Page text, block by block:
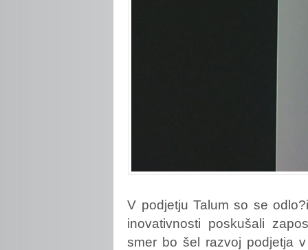
V podjetju Talum so se
inovativnosti poskušali
smer bo šel razvoj podjetja